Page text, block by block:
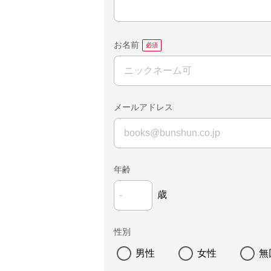
お名前
メールアドレス
年齢
歳
性別
男性 女性 無